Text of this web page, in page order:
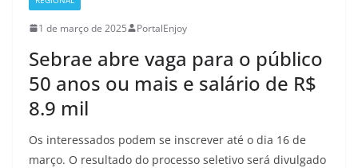
1 de março de 2025 PortalEnjoy
Sebrae abre vaga para o público
50 anos ou mais e salário de R$
8.9 mil
Os interessados podem se inscrever até o dia 16 de
março. O resultado do processo seletivo será divulgado